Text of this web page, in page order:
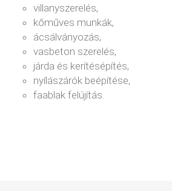
villanyszerelés,
kőműves munkák,
ácsálványozás,
vasbeton szerelés,
járda és kerítésépítés,
nyílászárók beépítése,
faablak felújítás.